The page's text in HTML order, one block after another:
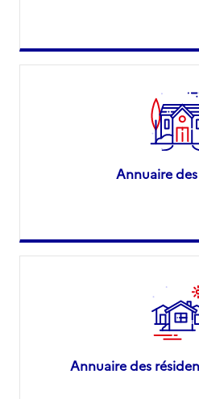
Annuaire des
Annuaire des